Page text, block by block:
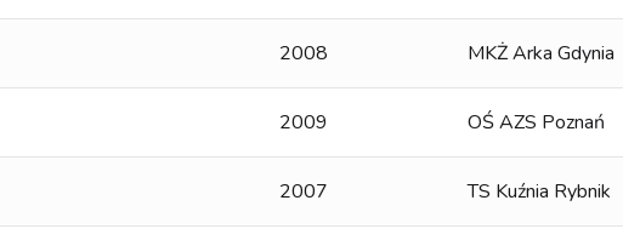
2008 MKŻ Arka Gdynia
2009 OŚ AZS Poznań
2007 TS Kuźnia Rybnik